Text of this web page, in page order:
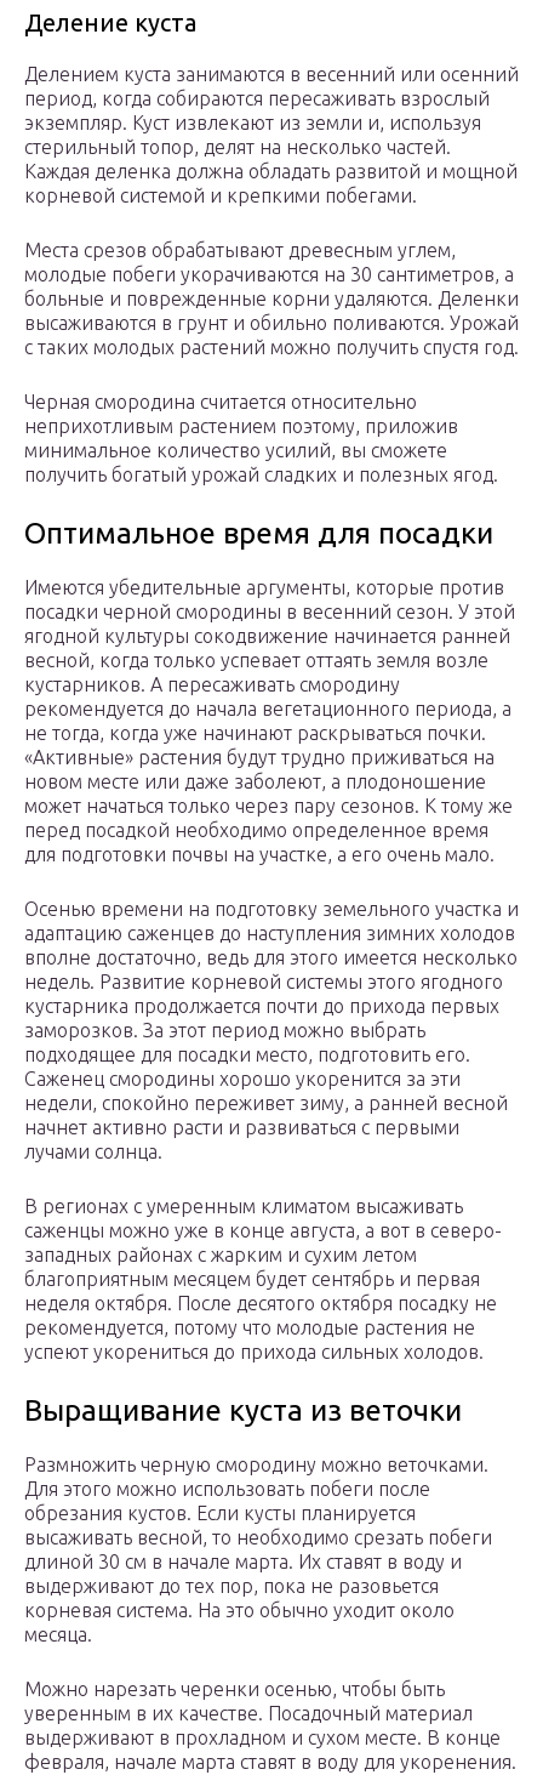
Деление куста
Делением куста занимаются в весенний или осенний
период, когда собираются пересаживать взрослый
экземпляр. Куст извлекают из земли и, используя
стерильный топор, делят на несколько частей.
Каждая деленка должна обладать развитой и мощной
корневой системой и крепкими побегами.
Места срезов обрабатывают древесным углем,
молодые побеги укорачиваются на 30 сантиметров, а
больные и поврежденные корни удаляются. Деленки
высаживаются в грунт и обильно поливаются. Урожай
с таких молодых растений можно получить спустя год.
Черная смородина считается относительно
неприхотливым растением поэтому, приложив
минимальное количество усилий, вы сможете
получить богатый урожай сладких и полезных ягод.
Оптимальное время для посадки
Имеются убедительные аргументы, которые против
посадки черной смородины в весенний сезон. У этой
ягодной культуры сокодвижение начинается ранней
весной, когда только успевает оттаять земля возле
кустарников. А пересаживать смородину
рекомендуется до начала вегетационного периода, а
не тогда, когда уже начинают раскрываться почки.
«Активные» растения будут трудно приживаться на
новом месте или даже заболеют, а плодоношение
может начаться только через пару сезонов. К тому же
перед посадкой необходимо определенное время
для подготовки почвы на участке, а его очень мало.
Осенью времени на подготовку земельного участка и
адаптацию саженцев до наступления зимних холодов
вполне достаточно, ведь для этого имеется несколько
недель. Развитие корневой системы этого ягодного
кустарника продолжается почти до прихода первых
заморозков. За этот период можно выбрать
подходящее для посадки место, подготовить его.
Саженец смородины хорошо укоренится за эти
недели, спокойно переживет зиму, а ранней весной
начнет активно расти и развиваться с первыми
лучами солнца.
В регионах с умеренным климатом высаживать
саженцы можно уже в конце августа, а вот в северо-
западных районах с жарким и сухим летом
благоприятным месяцем будет сентябрь и первая
неделя октября. После десятого октября посадку не
рекомендуется, потому что молодые растения не
успеют укорениться до прихода сильных холодов.
Выращивание куста из веточки
Размножить черную смородину можно веточками.
Для этого можно использовать побеги после
обрезания кустов. Если кусты планируется
высаживать весной, то необходимо срезать побеги
длиной 30 см в начале марта. Их ставят в воду и
выдерживают до тех пор, пока не разовьется
корневая система. На это обычно уходит около
месяца.
Можно нарезать черенки осенью, чтобы быть
уверенным в их качестве. Посадочный материал
выдерживают в прохладном и сухом месте. В конце
февраля, начале марта ставят в воду для укоренения.